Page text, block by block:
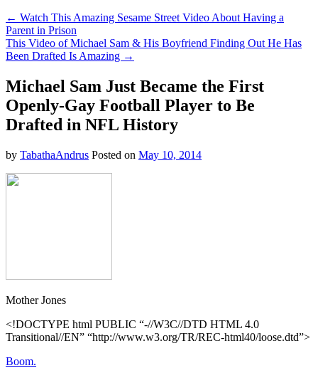
← Watch This Amazing Sesame Street Video About Having a
Parent in Prison
This Video of Michael Sam & His Boyfriend Finding Out He Has
Been Drafted Is Amazing →
Michael Sam Just Became the First
Openly-Gay Football Player to Be
Drafted in NFL History
by TabathaAndrus Posted on May 10, 2014
Mother Jones
<!DOCTYPE html PUBLIC “-//W3C//DTD HTML 4.0
Transitional//EN” “http://www.w3.org/TR/REC-html40/loose.dtd”>
Boom.